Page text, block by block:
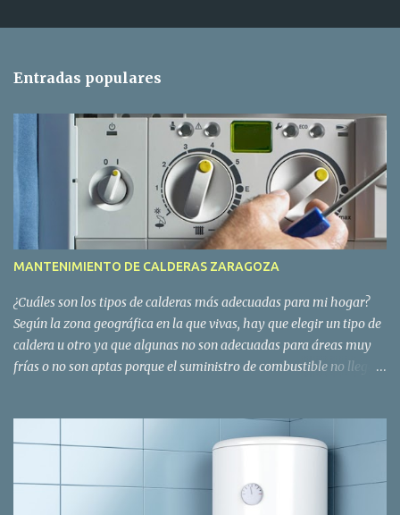
Entradas populares
MANTENIMIENTO DE CALDERAS ZARAGOZA
¿Cuáles son los tipos de calderas más adecuadas para mi hogar?
Según la zona geográfica en la que vivas, hay que elegir un tipo de
caldera u otro ya que algunas no son adecuadas para áreas muy
frías o no son aptas porque el suministro de combustible no llega a
deben tener distintos tipos de funcionamiento según la zona
servicio de mantenimiento de la caldera que requiera. Por